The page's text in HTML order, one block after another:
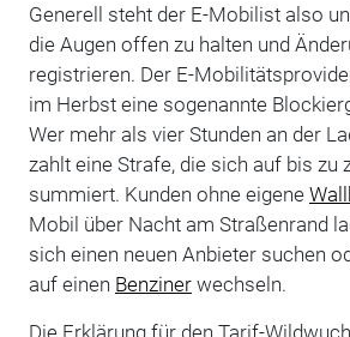
Generell steht der E-Mobilist also
die Augen offen zu halten und
registrieren. Der E-
im Herbst eine sogenannte
Wer mehr als vier Stunden an der
zahlt eine Strafe, die sich auf bis zu
summiert. Kunden ohne eigene
Mobil über Nacht am Straßenrand
sich einen neuen Anbieter suchen
auf einen Benzinerwechseln.
Die Erklärung für den Tarif-